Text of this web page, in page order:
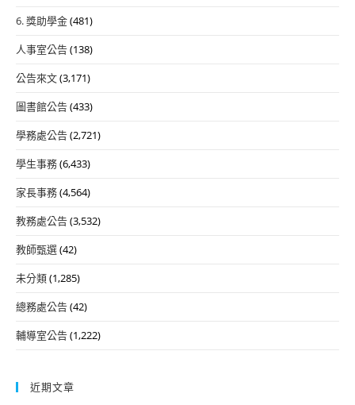
6. 獎助學金(481)
人事室公告(138)
公告來文(3,171)
圖書館公告(433)
學務處公告(2,721)
學生事務(6,433)
家長事務(4,564)
教務處公告(3,532)
教師甄選(42)
未分類(1,285)
總務處公告(42)
輔導室公告(1,222)
近期文章